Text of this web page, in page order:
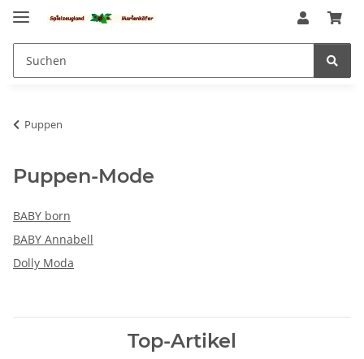
Puppen
Puppen-Mode
BABY born
BABY Annabell
Dolly Moda
Top-Artikel